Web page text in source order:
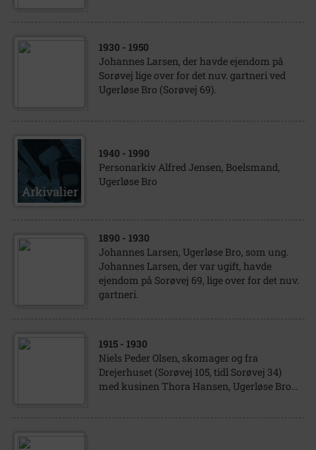
1930 - 1950
Johannes Larsen, der havde ejendom på
Sorøvej lige over for det nuv. gartneri ved
Ugerløse Bro (Sorøvej 69).
1940 - 1990
Personarkiv Alfred Jensen, Boelsmand,
Ugerløse Bro
1890 - 1930
Johannes Larsen, Ugerløse Bro, som ung.
Johannes Larsen, der var ugift, havde
ejendom på Sorøvej 69, lige over for det nuv.
gartneri.
1915 - 1930
Niels Peder Olsen, skomager og fra
Drejerhuset (Sorøvej 105, tidl Sorøvej 34)
med kusinen Thora Hansen, Ugerløse Bro...